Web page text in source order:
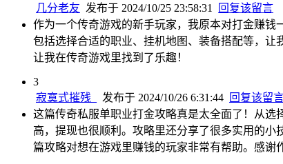
几分老友 发布于 2024/10/25 23:58:31
回复该留言
作为一个传奇游戏的新手玩家，我原本对打金赚钱
包括选择合适的职业、挂机地图、装备搭配等，让
让我在传奇游戏里找到了乐趣！
3
寂寞式摧残_
发布于 2024/10/26 6:31:44 回复该留
这篇传奇私服单职业打金攻略真是太全面了！从
高，提现也很顺利。攻略里还分享了很多实用的
篇攻略对想在游戏里赚钱的玩家非常有帮助。感谢